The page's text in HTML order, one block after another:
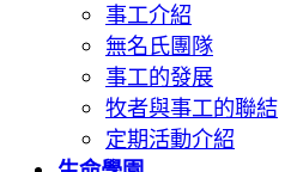
事工介紹
無名氏團隊
事工的發展
牧者與事工的聯結
定期活動介紹